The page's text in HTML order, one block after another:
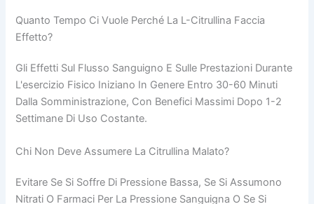
Quanto Tempo Ci Vuole Perché La L-Citrullina Faccia
Effetto?
Gli Effetti Sul Flusso Sanguigno E Sulle Prestazioni Durante
L'esercizio Fisico Iniziano In Genere Entro 30-60 Minuti
Dalla Somministrazione, Con Benefici Massimi Dopo 1-2
Settimane Di Uso Costante.
Chi Non Deve Assumere La Citrullina Malato?
Evitare Se Si Soffre Di Pressione Bassa, Se Si Assumono
Nitrati O Farmaci Per La Pressione Sanguigna O Se Si